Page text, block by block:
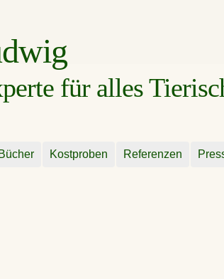
für alles
Bücher Kostproben Referenzen